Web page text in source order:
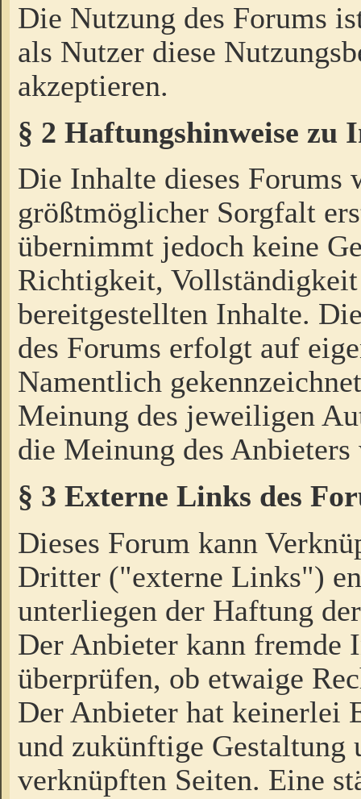
Die Nutzung des Forums
als Nutzer diese
akzeptieren.
§ 2 Haftungshinweise zu
Die Inhalte dieses Forums
größtmöglicher Sorgfalt
übernimmt jedoch keine
Richtigkeit,
bereitgestellten Inhalte.
des Forums erfolgt auf
Namentlich
Meinung des jeweiligen
die Meinung des Anbieters
§ 3 Externe Links des
Dieses Forum kann
Dritter ("externe Links")
unterliegen der Haftung
Der Anbieter kann fremde
überprüfen, ob etwaige
Der Anbieter hat keinerlei
und zukünftige Gestaltung
verknüpften Seiten. Eine